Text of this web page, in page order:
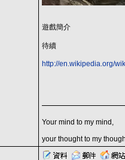
遊戲簡介
待續
http://en.wikipedia.org/
Your mind to my mind,
your thought to my